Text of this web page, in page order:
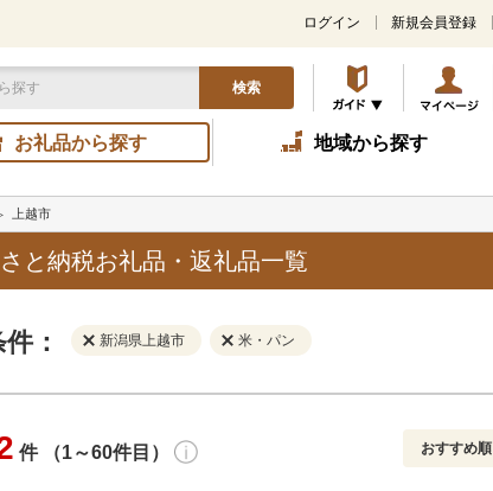
ログイン 新規会員登録
検索
お礼品から探す 地域から探す
上越市
と納税お礼品・返礼品一覧
： 新潟県上越市 米・パン
解除
件 （1～60件目） おすすめ順